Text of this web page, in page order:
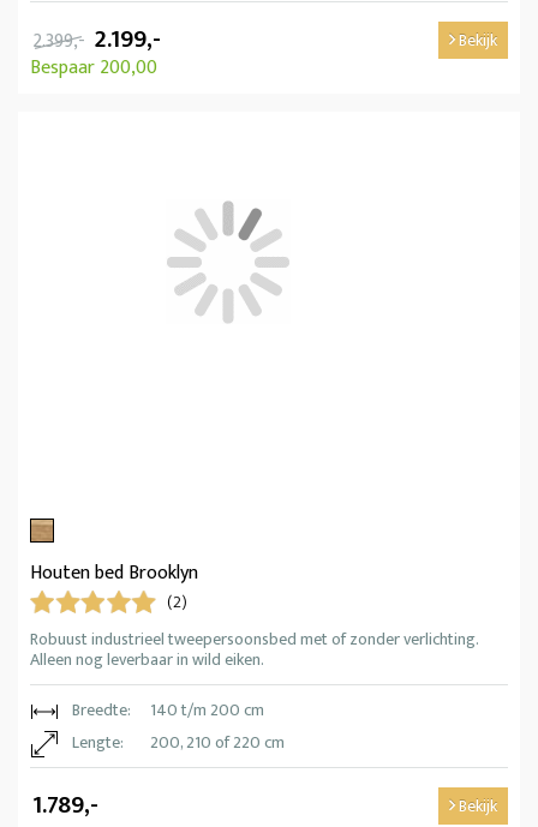
2.399,- 2.199,-
Bespaar 200,00
Bekijk
Houten bed Brooklyn
(2)
Robuust industrieel tweepersoonsbed met of zonder verlichting.
Alleen nog leverbaar in wild eiken.
Breedte:
140 t/m 200 cm
Lengte:
200, 210 of 220 cm
1.789,- Bekijk